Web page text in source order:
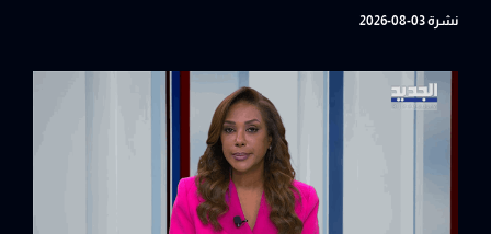
نشرة 03-08-2026